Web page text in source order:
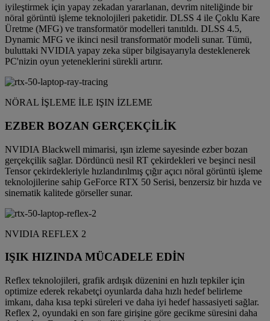
iyileştirmek için yapay zekadan yararlanan, devrim niteliğinde bir
nöral görüntü işleme teknolojileri paketidir. DLSS 4 ile Çoklu Kare
Üretme (MFG) ve transformatör modelleri tanıtıldı. DLSS 4.5,
Dynamic MFG ve ikinci nesil transformatör modeli sunar. Tümü,
buluttaki NVIDIA yapay zeka süper bilgisayarıyla desteklenerek
PC'nizin oyun yeteneklerini sürekli artırır.
NÖRAL İŞLEME İLE IŞIN İZLEME
EZBER BOZAN GERÇEKÇİLİK
NVIDIA Blackwell mimarisi, ışın izleme sayesinde ezber bozan
gerçekçilik sağlar. Dördüncü nesil RT çekirdekleri ve beşinci nesil
Tensor çekirdekleriyle hızlandırılmış çığır açıcı nöral görüntü işleme
teknolojilerine sahip GeForce RTX 50 Serisi, benzersiz bir hızda ve
sinematik kalitede görseller sunar.
NVIDIA REFLEX 2
IŞIK HIZINDA MÜCADELE EDİN
Reflex teknolojileri, grafik ardışık düzenini en hızlı tepkiler için
optimize ederek rekabetçi oyunlarda daha hızlı hedef belirleme
imkanı, daha kısa tepki süreleri ve daha iyi hedef hassasiyeti sağlar.
Reflex 2, oyundaki en son fare girişine göre gecikme süresini daha